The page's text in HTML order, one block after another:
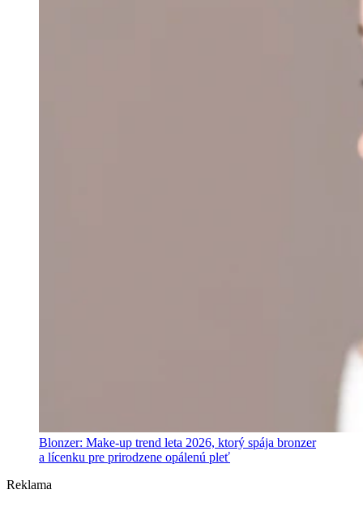
Blonzer: Make-up trend leta 2026, ktorý spája bronzer
a lícenku pre prirodzene opálenú pleť
Reklama